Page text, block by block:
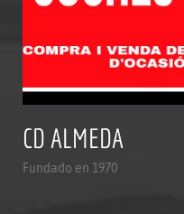
CD ALMEDA
Fundado en 1970